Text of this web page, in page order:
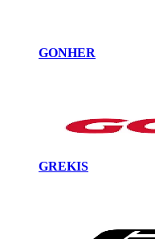
GONHER
GREKIS